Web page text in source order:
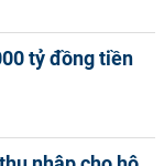
tỷ đồng tiền